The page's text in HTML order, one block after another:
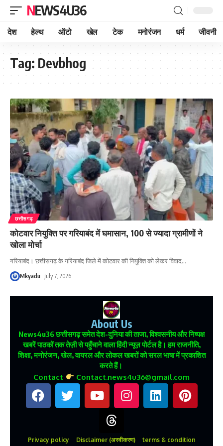
NEWS4U36
देश हेल्थ ऑटो खेल टेक मनोरंजन धर्म जीवनी
Tag: Devbhog
छत्तीसगढ़
कोटवार नियुक्ति पर गरियाबंद में घमासान, 100 से ज्यादा ग्रामीणों ने
खोला मोर्चा
गरियाबंद। छत्तीसगढ़ के गरियाबंद जिले में कोटवार की नियुक्ति को लेकर विवाद…
Mkyadu July 7, 2026
About Us
News4u36छत्तीसगढ़ समेत देश-दुनिया की ताजा, विश्वसनीय और निष्पक्ष
खबरें पाठकों तक तेज़ी से पहुँचाने वाला हिंदी न्यूज़ पोर्टल है। हम राजनीति,
शिक्षा, मनोरंजन, खेल, वायरल और लोकल खबरों को सरल भाषा में प्रकाशित
करते हैं।
Contact Contact.news4u36@gmail.com
Privacy policy Disclaimer (अस्वीकरण) terms & condition